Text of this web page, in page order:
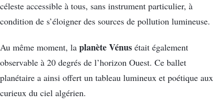
céleste accessible à tous, sans instrument particulier, à
condition de s’éloigner des sources de pollution lumineuse.
Au même moment, la planète Vénus était également
observable à 20 degrés de l’horizon Ouest. Ce ballet
planétaire a ainsi offert un tableau lumineux et poétique aux
curieux du ciel algérien.